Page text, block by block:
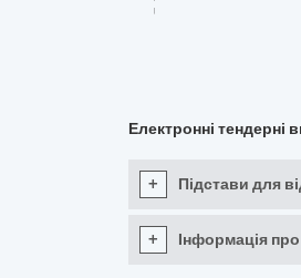
Електронні тендерні
+ Підстави для
+ Інформація про